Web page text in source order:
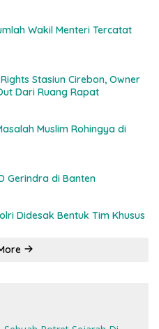
Wakil Menteri Tercatat
Stasiun Cirebon, Owner
Dari Ruang Rapat
Muslim Rohingya di
Gerindra di Banten
Didesak Bentuk Tim Khusus